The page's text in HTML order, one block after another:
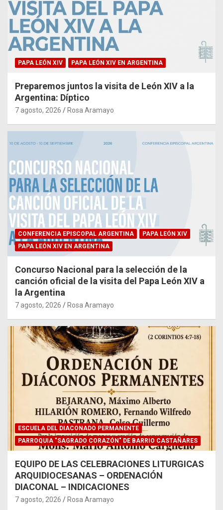
PAPA LEÓN XIV PAPA LEÓN XIV EN ARGENTINA
Preparemos juntos la visita de León XIV a la
Argentina: Díptico
7 agosto, 2026 Rosa Aramayo
CONFERENCIA EPISCOPAL ARGENTINA
PAPA LEÓN XIV
PAPA LEÓN XIV EN ARGENTINA
Concurso Nacional para la selección de la
canción oficial de la visita del Papa León XIV a
la Argentina
7 agosto, 2026 Rosa Aramayo
ESCUELA DEL DIACONADO PERMANENTE
PARROQUIA "SAGRADO CORAZÓN" DE BARRIO CASTAÑARES
EQUIPO DE LAS CELEBRACIONES LITURGICAS
ARQUIDIOCESANAS – ORDENACIÓN
DIACONAL – INDICACIONES
7 agosto, 2026 Rosa Aramayo